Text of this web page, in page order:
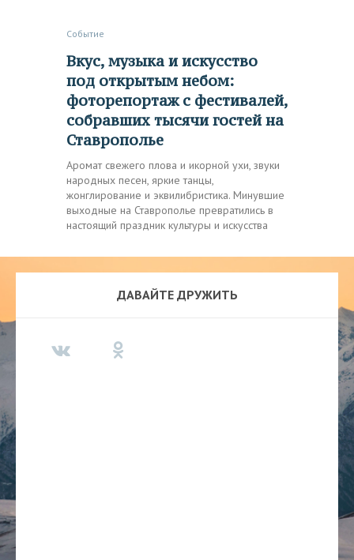
Событие
Вкус, музыка и искусство
под открытым небом:
фоторепортаж с фестивалей,
собравших тысячи гостей на
Ставрополье
Аромат свежего плова и икорной ухи, звуки
народных песен, яркие танцы,
жонглирование и эквилибристика. Минувшие
выходные на Ставрополье превратились в
настоящий праздник культуры и искусства
ДАВАЙТЕ ДРУЖИТЬ